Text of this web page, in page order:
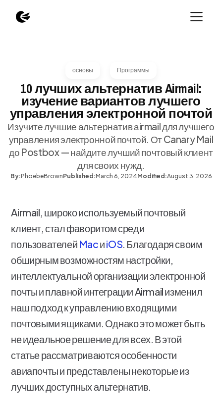
основы Программы
10 лучших альтернатив Airmail:
изучение вариантов лучшего
управления электронной почтой
Изучите лучшие альтернатив аirmail для лучшего
управления электронной почтой. От Canary Mail
до Postbox — найдите лучший почтовый клиент
для своих нужд.
By:PhoebeBrownPublished:March 6, 2024Modified:August 3, 2026
Airmail, широко используемый почтовый
клиент, стал фаворитом среди
пользователей MacиiOS. Благодаря своим
обширным возможностям настройки,
интеллектуальной организации электронной
почты и плавной интеграции Airmail изменил
наш подход к управлению входящими
почтовыми ящиками. Однако это может быть
не идеальное решение для всех. В этой
статье рассматриваются особенности
авиапочты и представлены некоторые из
лучших доступных альтернатив.